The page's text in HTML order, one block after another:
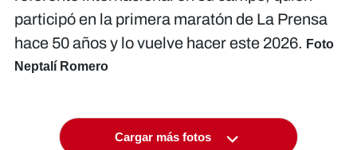
participó en la primera maratón de La Prensa
hace 50 años y lo vuelve hacer este 2026. Foto
Neptalí Romero
Cargar más fotos